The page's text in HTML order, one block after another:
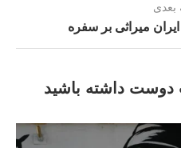
بعدی
میراثی بر سفره
داشته باشید